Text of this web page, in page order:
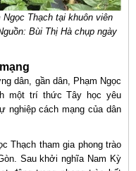
Thạch tại khuôn viên
Bùi Thị Hà chụp ngày
dân, gần dân, Phạm Ngọc
một trí thức Tây học yêu
nghiệp cách mạng của dân
Thạch tham gia phong trào
Sau khởi nghĩa Nam Kỳ